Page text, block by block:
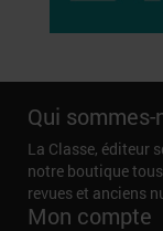
Qui sommes-
La Classe, éditeur
notre boutique
revues et anciens
Mon compte